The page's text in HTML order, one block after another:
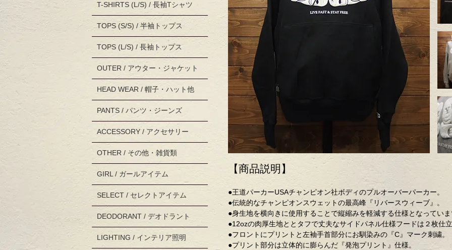
【商品説明】
●王道パーカーUSAチャンピオン社ボディのプルオーバーパーカー。
●伝統的なチャンピオンスウェットの最高峰『リバースウィーブ』。
●身生地を横向きに使用することで縦縮みを軽減する仕様となってい
●12ozの肉厚生地ととタフで丈夫なサイドパネル仕様フードは２枚仕
●フロントにプリントと左袖手首部分にお馴染みの『C』マーク刺繍。
●プリント部分は立体的に膨らんだ『発泡プリント』仕様。
T-SHIRTS (L/S) / 長袖Tシャツ
TOPS (S/S) / 半袖トップス
TOPS (L/S) / 長袖トップス
OUTER / アウター・ジャケット
HEAD WEAR / 帽子・ハット他
PANTS / パンツ・ジーンズ
ACCESSORY / アクセサリー
OTHER / その他・雑貨類
GIRL / ガールアイテム
SELECT / セレクトアイテム
DEODORANT / デオドラント
LIGHTING / インテリア照明